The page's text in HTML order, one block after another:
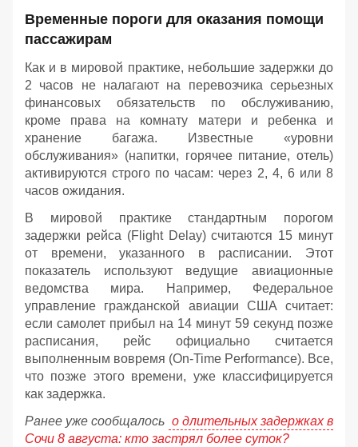
Временные пороги для оказания помощи
пассажирам
Как и в мировой практике, небольшие задержки до
2 часов не налагают на перевозчика серьезных
финансовых обязательств по обслуживанию,
кроме права на комнату матери и ребенка и
хранение багажа. Известные «уровни
обслуживания» (напитки, горячее питание, отель)
активируются строго по часам: через 2, 4, 6 или 8
часов ожидания.
В мировой практике стандартным порогом
задержки рейса (Flight Delay) считаются 15 минут
от времени, указанного в расписании. Этот
показатель используют ведущие авиационные
ведомства мира. Например, Федеральное
управление гражданской авиации США считает:
если самолет прибыл на 14 минут 59 секунд позже
расписания, рейс официально считается
выполненным вовремя (On-Time Performance). Все,
что позже этого времени, уже классифицируется
как задержка.
Ранее уже сообщалось о длительных задержках в
Сочи 8 августа: кто застрял более суток?